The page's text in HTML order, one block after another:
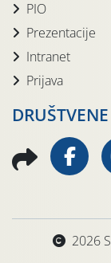
PIO
Prezentacije
Intranet
Prijava
2026